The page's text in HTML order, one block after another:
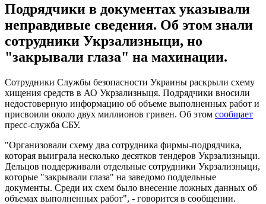
Подрядчики в документах указывали
неправдивые сведения. Об этом знали
сотрудники Укрзализныци, но
"закрывали глаза" на махинации.
Сотрудники Службы безопасности Украины раскрыли схему
хищения средств в АО Укрзализныця. Подрядчики вносили
недостоверную информацию об объеме выполненных работ и
присвоили около двух миллионов гривен. Об этом сообщает
пресс-служба СБУ.
"Организовали схему два сотрудника фирмы-подрядчика,
которая выиграла несколько десятков тендеров Укрзализныци.
Дельцов поддерживали отдельные сотрудники Укрзализныци,
которые "закрывали глаза" на заведомо поддельные
документы. Среди их схем было внесение ложных данных об
объемах выполненных работ", - говорится в сообщении.